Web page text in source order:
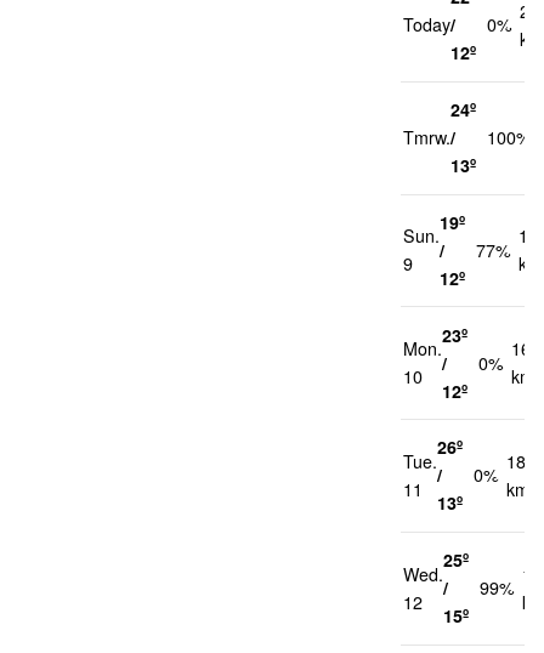
Today/
12º
0%
21
Tmrw.
24º
/
13º
100%
Sun.
9
19º
/
12º
77%
17
Mon.
10
23º
/
12º
0%
16
km/
Tue.
11
26º
/
13º
0%
18
km/h
Wed.
12
25º
/
15º
99%
14